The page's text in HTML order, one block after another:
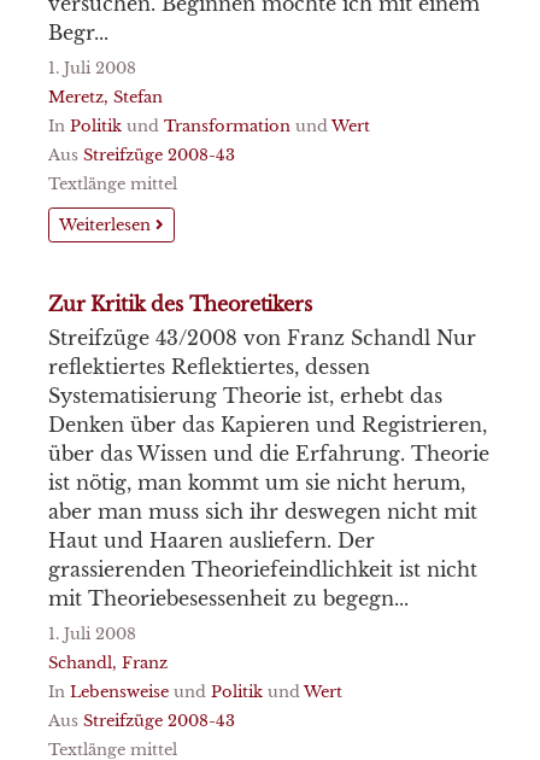
Begr...
1. Juli 2008
Meretz, Stefan
In Politik und Transformation undWert
Aus Streifzüge 2008-43
Textlänge mittel
Weiterlesen
Zur Kritik des Theoretikers
Streifzüge 43/2008 von Franz Schandl Nur
reflektiertes Reflektiertes, dessen
Systematisierung Theorie ist, erhebt das
Denken über das Kapieren und Registrieren,
über das Wissen und die Erfahrung. Theorie
ist nötig, man kommt um sie nicht herum,
aber man muss sich ihr deswegen nicht mit
Haut und Haaren ausliefern. Der
grassierenden Theoriefeindlichkeit ist nicht
mit Theoriebesessenheit zu begegn...
1. Juli 2008
Schandl, Franz
In Lebensweise und Politik undWert
Aus Streifzüge 2008-43
Textlänge mittel